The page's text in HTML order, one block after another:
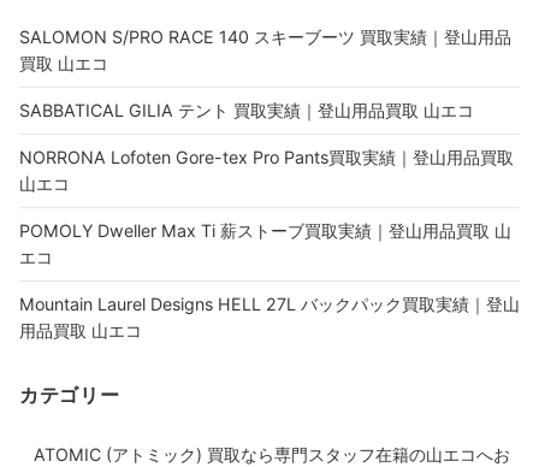
SALOMON S/PRO RACE 140 スキーブーツ 買取実績｜登山用品
買取 山エコ
SABBATICAL GILIA テント 買取実績｜登山用品買取 山エコ
NORRONA Lofoten Gore-tex Pro Pants買取実績｜登山用品買取
山エコ
POMOLY Dweller Max Ti 薪ストーブ買取実績｜登山用品買取 山
エコ
Mountain Laurel Designs HELL 27L バックパック買取実績｜登山
用品買取 山エコ
カテゴリー
ATOMIC (アトミック) 買取なら専門スタッフ在籍の山エコへお